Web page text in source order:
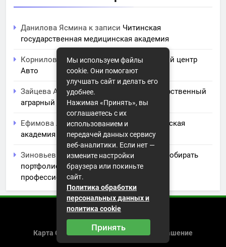
Данилова Ясмина к записи Читинская
государственная медицинская академия
Корнилова Анитак записиЧПОУ Учебный центр
Авто
Зайцева Аринак записи
Курский государственный
аграрный университет им. И.И. Иванова
Ефимова Лидияк записиСеверо-Кавказская
академия управления
Зиновьев Радомирк записиИскусство собирать
портфолио: советы и заметки для
профессионального роста
Карта Сайта Пользовательское Соглашение
Мы используем файлы
cookie. Они помогают
улучшать сайт и делать его
удобнее.
Нажимая «Принять», вы
соглашаетесь с их
использованием и
передачей данных сервису
веб-аналитики. Если нет —
измените настройки
браузера или покиньте
сайт.
Политика обработки
персональных данных и
политика cookie
Принять